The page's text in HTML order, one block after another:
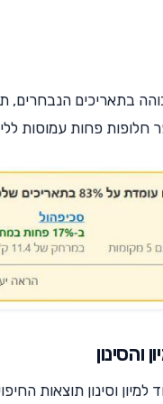
בתאריכים הנבחרים,
פחות עמוסות
וסינון תוצאות